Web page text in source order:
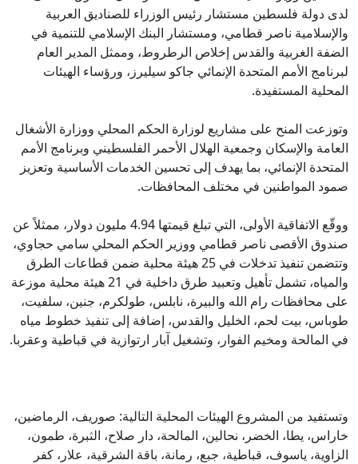
لدى دولة فلسطين مستشار رئيس الوزراء للصناديق العربية
والإسلامية ناصر قطامي، ومستشار البنك الإسلامي للتنمية في
الضفة الغربية والقدس إخلاص الرطروط، وممثل المدير العام
لبرنامج الأمم المتحدة الإنمائي جاكو سيليرز، ورؤساء الهيئات
المحلية المستفيدة.
وتوزعت المنح على مشاريع لوزارة الحكم المحلي ووزارة الأشغال
العامة والإسكان وجمعية الهلال الأحمر الفلسطيني وبرنامج الأمم
المتحدة الإنمائي، بما يهدف إلى تحسين الخدمات الأساسية وتعزيز
صمود المواطنين في مختلف المحافظات.
ووقّع الاتفاقية الأولى، التي تبلغ قيمتها 4.94 مليون دولار، ممثلاً عن
صندوق الأقصى ناصر قطامي ووزير الحكم المحلي سامي حجاوي،
وتتضمن تنفيذ تدخلات في 25 هيئة محلية ضمن قطاعات الطرق
والمياه، تشمل تأهيل وتعبيد طرق داخلية في 21 هيئة محلية موزعة
على محافظات رام الله والبيرة، نابلس، طولكرم، جنين، سلفيت،
طوباس، بيت لحم، الخليل والقدس، إضافة إلى تنفيذ خطوط مياه
في المالحة ومخيم الفوار، وتشغيل آبار ارتوازية في قباطية وعقربا.
وتستفيد من المشروع الهيئات المحلية التالية: صوريف، الرماضين،
خاراس، يطا، الخضر، نحالين، المالحة، دار صلاح، الثبرة، طمون،
الزاوية، ياسوف، قباطية، جبع، رمانة، باقة الشرقية، علار، كفر